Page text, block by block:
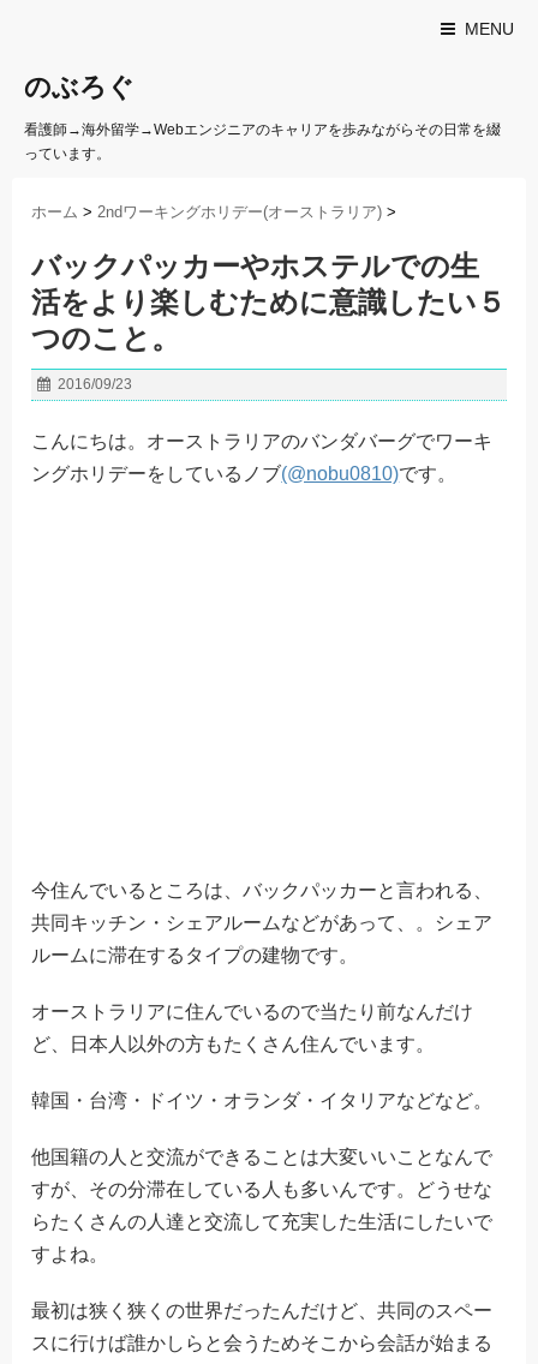
MENU
のぶろぐ
看護師→海外留学→Webエンジニアのキャリアを歩みながらその日常を綴
っています。
ホーム >2ndワーキングホリデー(オーストラリア) >
バックパッカーやホステルでの生
活をより楽しむために意識したい５
つのこと。
2016/09/23
こんにちは。オーストラリアのバンダバーグでワーキ
ングホリデーをしているノブ(@nobu0810)です。
今住んでいるところは、バックパッカーと言われる、
共同キッチン・シェアルームなどがあって、。シェア
ルームに滞在するタイプの建物です。
オーストラリアに住んでいるので当たり前なんだけ
ど、日本人以外の方もたくさん住んでいます。
韓国・台湾・ドイツ・オランダ・イタリアなどなど。
他国籍の人と交流ができることは大変いいことなんで
すが、その分滞在している人も多いんです。どうせな
らたくさんの人達と交流して充実した生活にしたいで
すよね。
最初は狭く狭くの世界だったんだけど、共同のスペー
スに行けば誰かしらと会うためそこから会話が始まる